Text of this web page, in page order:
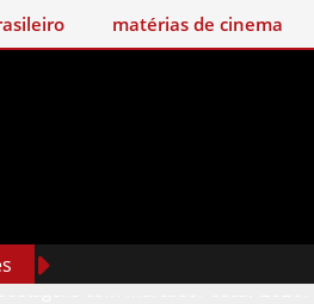
matérias de cinema
com marcadoroscar 2026.